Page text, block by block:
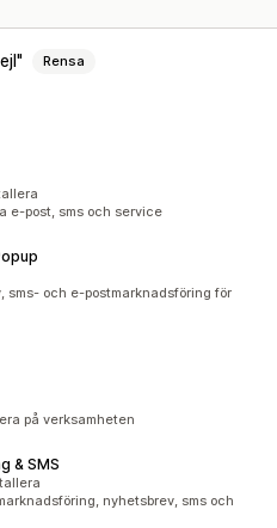
Rensa
e-post, sms och service
sms- och e-postmarknadsföring för
på verksamheten
& SMS
nyhetsbrev, sms och